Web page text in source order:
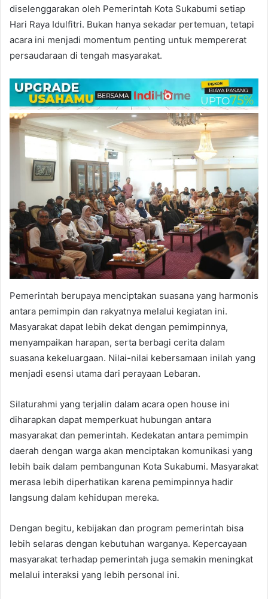
diselenggarakan oleh Pemerintah Kota Sukabumi setiap
Hari Raya Idulfitri. Bukan hanya sekadar pertemuan, tetapi
acara ini menjadi momentum penting untuk mempererat
persaudaraan di tengah masyarakat.
Pemerintah berupaya menciptakan suasana yang harmonis
antara pemimpin dan rakyatnya melalui kegiatan ini.
Masyarakat dapat lebih dekat dengan pemimpinnya,
menyampaikan harapan, serta berbagi cerita dalam
suasana kekeluargaan. Nilai-nilai kebersamaan inilah yang
menjadi esensi utama dari perayaan Lebaran.
Silaturahmi yang terjalin dalam acara open house ini
diharapkan dapat memperkuat hubungan antara
masyarakat dan pemerintah. Kedekatan antara pemimpin
daerah dengan warga akan menciptakan komunikasi yang
lebih baik dalam pembangunan Kota Sukabumi. Masyarakat
merasa lebih diperhatikan karena pemimpinnya hadir
langsung dalam kehidupan mereka.
Dengan begitu, kebijakan dan program pemerintah bisa
lebih selaras dengan kebutuhan warganya. Kepercayaan
masyarakat terhadap pemerintah juga semakin meningkat
melalui interaksi yang lebih personal ini.